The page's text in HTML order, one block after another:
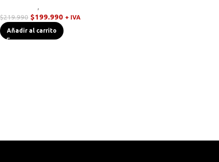
,
$219.990 $199.990 + IVA
Añadir al carrito